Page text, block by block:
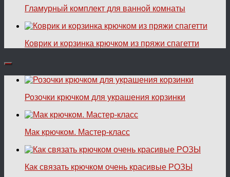
Гламурный комплект для ванной комнаты
Коврик и корзинка крючком из пряжи спагетти
Розочки крючком для украшения корзинки
Мак крючком. Мастер-класс
Как связать крючком очень красивые РОЗЫ